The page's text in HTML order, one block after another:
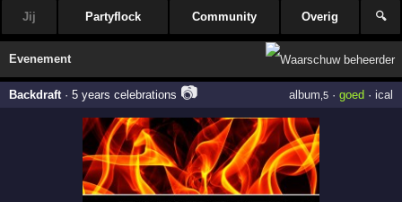
Jij Partyflock Community Overig 🔍
Evenement
Backdraft·5 years celebrations 📷 album ,5· goed · ical